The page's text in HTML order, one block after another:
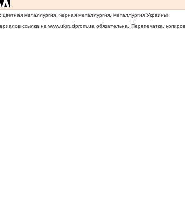
металлургия, черная металлургия, металлургия Украины
ссылка на www.ukrrudprom.ua обязательна. Перепечатка,